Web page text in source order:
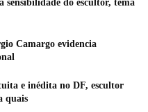
sensibilidade do escultor, tema
Camargo evidencia
e inédita no DF, escultor
quais